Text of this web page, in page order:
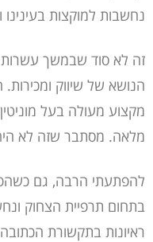
נחשבות למוקצות
זה לא סוד שבמשך עשרות
הנושא של שיווק
מקצוע מעולה בעל
מלאה. מסתבר שזה לא
להפתעתי הרבה, גם
בתחום תרפיית הצחוק
ראיונות בתקשורת